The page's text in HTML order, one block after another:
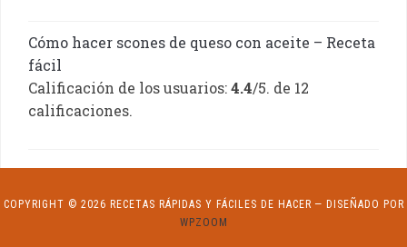
Cómo hacer scones de queso con aceite – Receta
fácil
Calificación de los usuarios:4.4/5. de 12
calificaciones.
COPYRIGHT © 2026 RECETAS RÁPIDAS Y FÁCILES DE HACER — DISEÑADO POR
WPZOOM